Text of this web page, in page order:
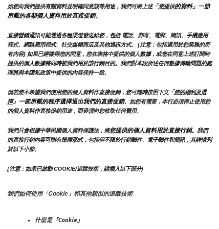
如您向我們提供有關資料並明確同意該等用途，我們可將上述「您提供的資料」一節
所載的各類個人資料用於直接促銷。
直接營銷通訊可能透過各種渠道發送給您，包括 電話、郵寄、電郵、簡訊、手機應用
程式、網路應用程式、社交媒體商店及其他通訊方式。 [注意：包括適用於您業務的所
有內容] 如果已經徵得您的同意，您在表格中提供的個人數據，或您在同意上述訂閱時
提供的個人數據將同時被我們用於該行銷目的。我們對本段所述任何數據傳輸問題的處
理將與本隱私政策中提供的內容保持一致。
倘若您不希望我們使用您的個人資料作直接促銷，您可隨時按照下文「您的權利及選
擇」一節所載的程序選擇退出我們的直接促銷。如您有需要，本行必須停止使用您
的個人資料作直接促銷用途，而毋須向您收取任何費用。
我們只會根據中華民國個人資料保護法，將您提供的個人資料用於直接行銷。我們
的直接行銷內容可能有幾種形式，包括但不限於行銷郵件、電子郵件和簡訊，其詳情列
於以下小節。
[注意：如果已啟動 COOKIE/追蹤技術，請插入以下部分]
我們如何使用「Cookie」和其他類似的追蹤技術
什麼是「Cookie」